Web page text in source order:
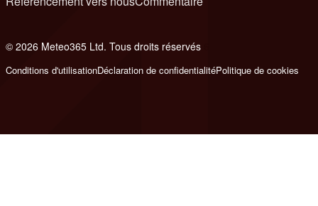
© 2026 Meteo365 Ltd. Tous droits réservés
Conditions d'utilisationDéclaration de confidentialitéPolitique de cookies